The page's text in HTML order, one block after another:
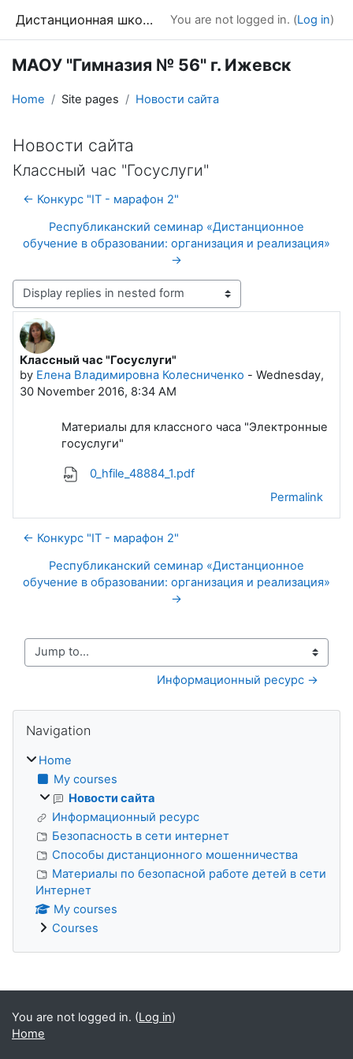
Дистанционная школа You are not logged in. (Log in)
МАОУ "Гимназия № 56" г. Ижевск
Home Site pages Новости сайта
Новости сайта
Классный час "Госуслуги"
← Конкурс "IT - марафон 2"
Республиканский семинар «Дистанционное
обучение в образовании: организация и реализация»
→
Display mode
Классный час "Госуслуги"
by Елена Владимировна Колесниченко - Wednesday,
30 November 2016, 8:34 AM
Number of replies: 0
Материалы для классного часа "Электронные
госуслуги"
0_hfile_48884_1.pdf
Permalink
← Конкурс "IT - марафон 2"
Республиканский семинар «Дистанционное
обучение в образовании: организация и реализация»
→
Jump to...
Информационный ресурс →
Blocks
Navigation
Home
My courses
Новости сайта
Информационный ресурс
Безопасность в сети интернет
Способы дистанционного мошенничества
Материалы по безопасной работе детей в сети
Интернет
My courses
Courses
Blocks
You are not logged in. (Log in)
Home